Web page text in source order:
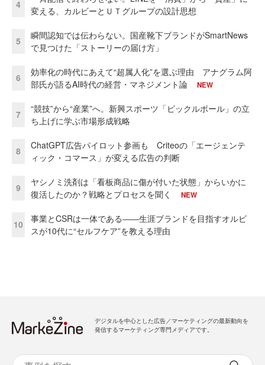
4
変える、カルビーとＵＴグループの設計思想
5
瞬間認知では伝わらない。国産靴下ブランドがSmartNews
で見つけた「ストーリーの届け方」
6
効率化の時代にあえて“超属人化”を選ぶ理由 アナグラム阿
部氏が語るAI時代の経営・マネジメント論
NEW
7
“競技”から“産業”へ。新興スポーツ「ピックルボール」の立
ち上げに学ぶ市場形成戦略
8
ChatGPT広告パイロット参画も Criteoの「エージェンテ
ィック・コマース」が変える広告の判断
9
ヤシノミ洗剤は「看板商品に傷が付いた状態」からいかに
復活したのか？戦略とプロセスを聞く
NEW
10
事業とCSRは一体である――生涯ブランドを目指すオルビ
スが10代に“セルフケア”を教える理由
デジタルを中心とした広告／マーケティングの最新動向を
発信するマーケティング専門メディアです。